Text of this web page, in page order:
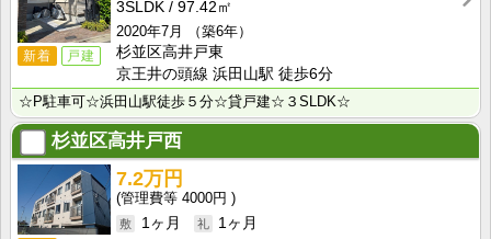
新着 戸建
3SLDK
97.42㎡
2020年7月
（築6年）
杉並区高井戸東
京王井の頭線 浜田山駅 徒歩6分
☆P駐車可☆浜田山駅徒歩５分☆貸戸建☆３SLDK☆
杉並区高井戸西
7.2万円
4000円
1ヶ月
1ヶ月